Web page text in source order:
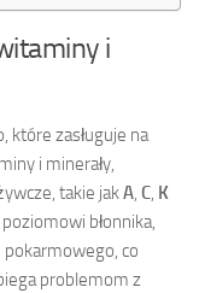
i
które zasługuje na
i minerały,
takie jakA, C, K
błonnika,
pokarmowego, co
problemom z